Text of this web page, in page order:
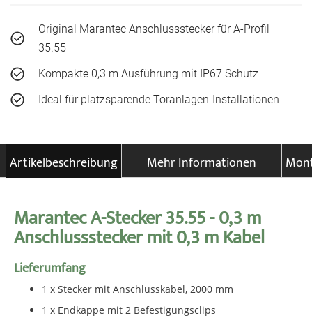
Original Marantec Anschlussstecker für A-Profil
35.55
Kompakte 0,3 m Ausführung mit IP67 Schutz
Ideal für platzsparende Toranlagen-Installationen
Artikelbeschreibung Mehr Informationen
Marantec A-Stecker 35.55 - 0,3 m
Anschlussstecker mit 0,3 m Kabel
Lieferumfang
1 x Stecker mit Anschlusskabel, 2000 mm
1 x Endkappe mit 2 Befestigungsclips